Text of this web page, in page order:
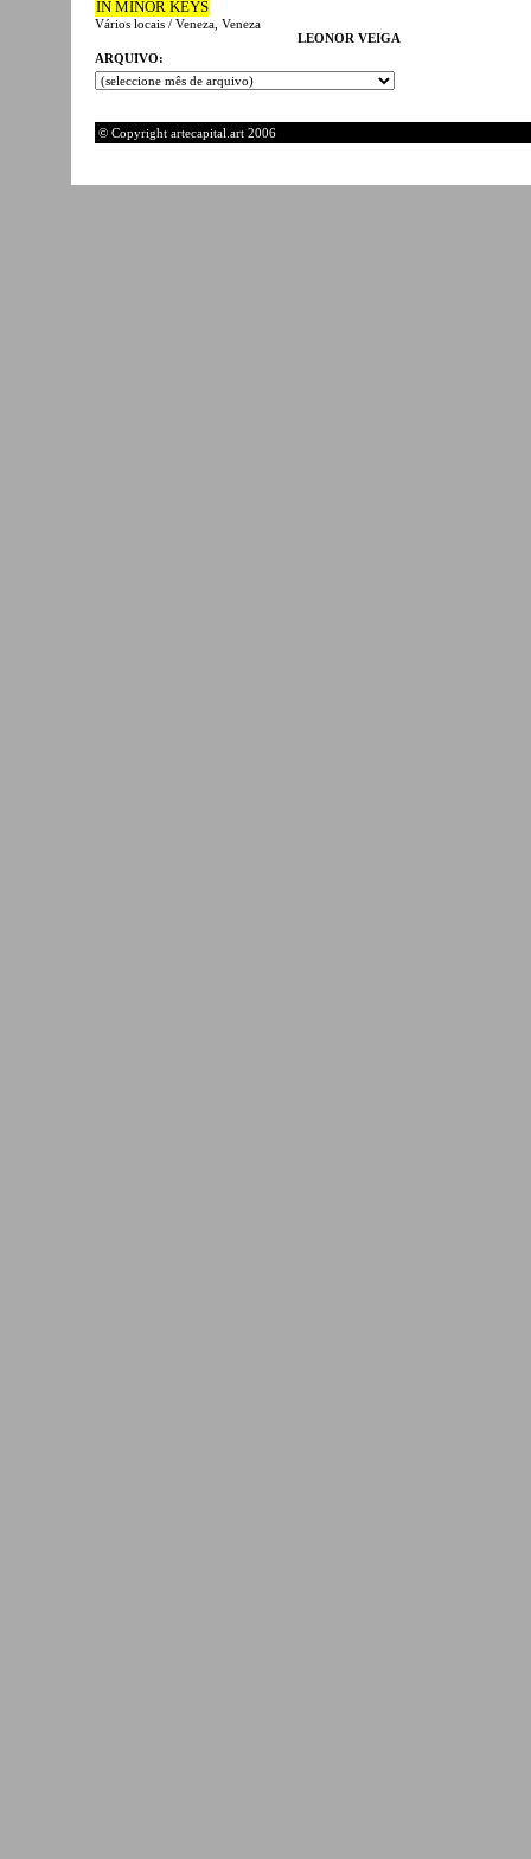
IN MINOR KEYS
Vários locais / Veneza, Veneza
LEONOR VEIGA
ARQUIVO:
© Copyright artecapital.art 2006